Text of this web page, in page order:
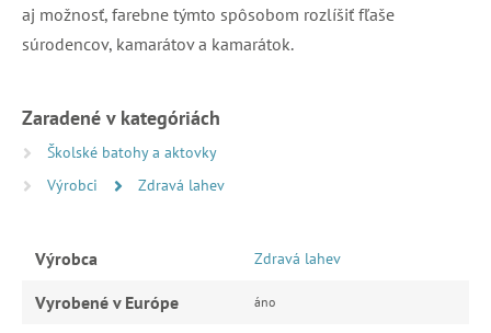
aj možnosť, farebne týmto spôsobom rozlíšiť fľaše
súrodencov, kamarátov a kamarátok.
Zaradené v kategóriách
Školské batohy a aktovky
Výrobci
Zdravá lahev
Výrobca Zdravá lahev
Vyrobené v Európe áno